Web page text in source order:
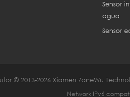
Sensor
agua
Sensor
© 2013-2026 Xiamen ZoneWu
Network IPv6